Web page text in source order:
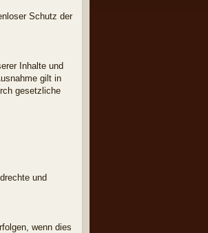
Schutz der
Inhalte und
gilt in
gesetzliche
und
wenn dies